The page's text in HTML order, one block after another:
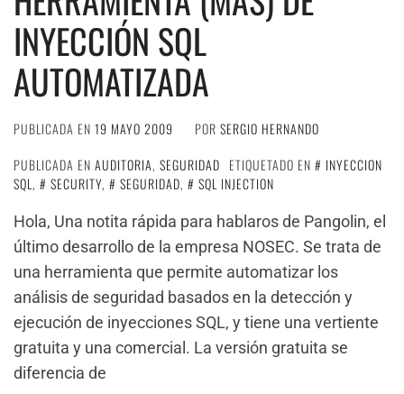
INYECCIÓN SQL
AUTOMATIZADA
PUBLICADA EN 19 MAYO 2009 POR SERGIO HERNANDO
PUBLICADA EN AUDITORIA, SEGURIDAD ETIQUETADO EN
INYECCION
SQL, SECURITY, SEGURIDAD,
SQL INJECTION
Hola, Una notita rápida para hablaros de Pangolin, el
último desarrollo de la empresa NOSEC. Se trata de
una herramienta que permite automatizar los
análisis de seguridad basados en la detección y
ejecución de inyecciones SQL, y tiene una vertiente
gratuita y una comercial. La versión gratuita se
diferencia de